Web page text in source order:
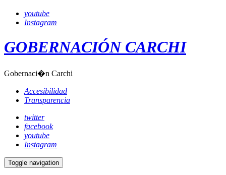
youtube
Instagram
GOBERNACIÓN CARCHI
Gobernaci�n Carchi
Accesibilidad
Transparencia
twitter
facebook
youtube
Instagram
Toggle navigation